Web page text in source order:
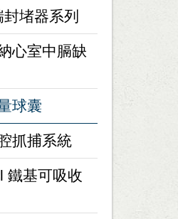
堵器系列
心室中膈缺
球囊
抓捕系統
鐵基可吸收